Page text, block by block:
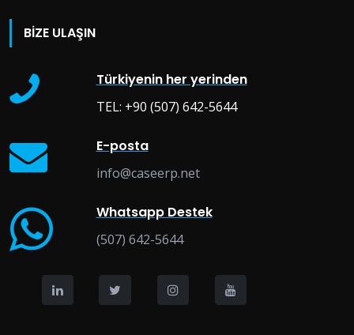
BİZE ULAŞIN
Türkiyenin her yerinden
TEL: +90 (507) 642-5644
E-posta
info@caseerp.net
Whatsapp Destek
(507) 642-5644